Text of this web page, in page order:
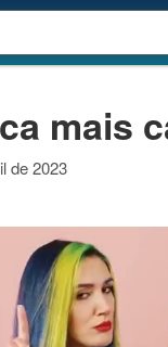
mais
de 2023